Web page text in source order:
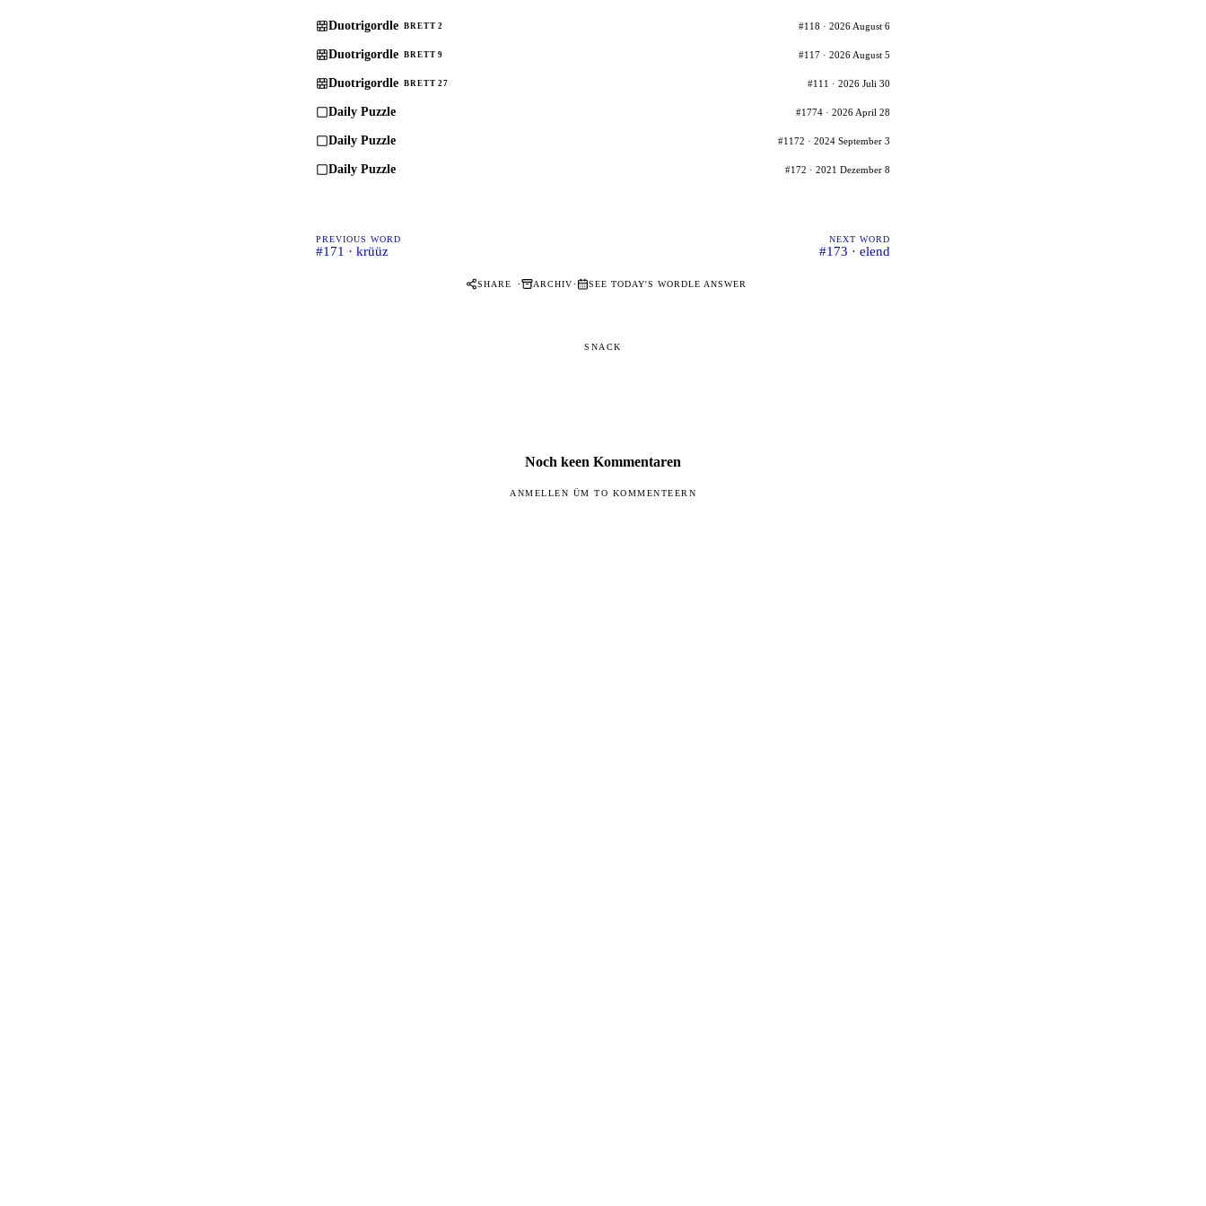
Duotrigordle BRETT 2 #118 · 2026 August 6
Duotrigordle BRETT 9 #117 · 2026 August 5
Duotrigordle BRETT 27 #111 · 2026 Juli 30
Daily Puzzle #1774 · 2026 April 28
Daily Puzzle #1172 · 2024 September 3
Daily Puzzle #172 · 2021 Dezember 8
PREVIOUS WORD
#171 · krüüz
NEXT WORD
#173 · elend
SHARE · ARCHIV· SEE TODAY'S WORDLE ANSWER
SNACK
Noch keen Kommentaren
ANMELLEN ÜM TO KOMMENTEERN